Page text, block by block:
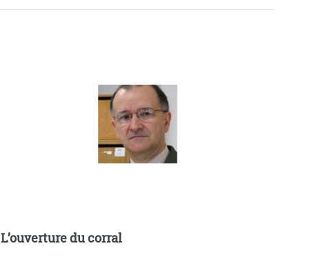
L’ouverture du corral